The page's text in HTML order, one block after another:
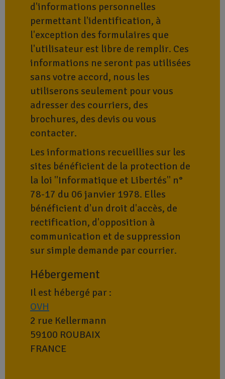
d'informations personnelles
permettant l'identification, à
l'exception des formulaires que
l'utilisateur est libre de remplir. Ces
informations ne seront pas utilisées
sans votre accord, nous les
utiliserons seulement pour vous
adresser des courriers, des
brochures, des devis ou vous
contacter.
Les informations recueillies sur les
sites bénéficient de la protection de
la loi "Informatique et Libertés" n°
78-17 du 06 janvier 1978. Elles
bénéficient d'un droit d'accès, de
rectification, d'opposition à
communication et de suppression
sur simple demande par courrier.
Hébergement
Il est hébergé par :
OVH
2 rue Kellermann
59100 ROUBAIX
FRANCE